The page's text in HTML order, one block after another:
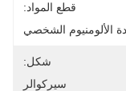
قطع المواد:
الألومنيوم الشخصي
شكل:
سيركوالر